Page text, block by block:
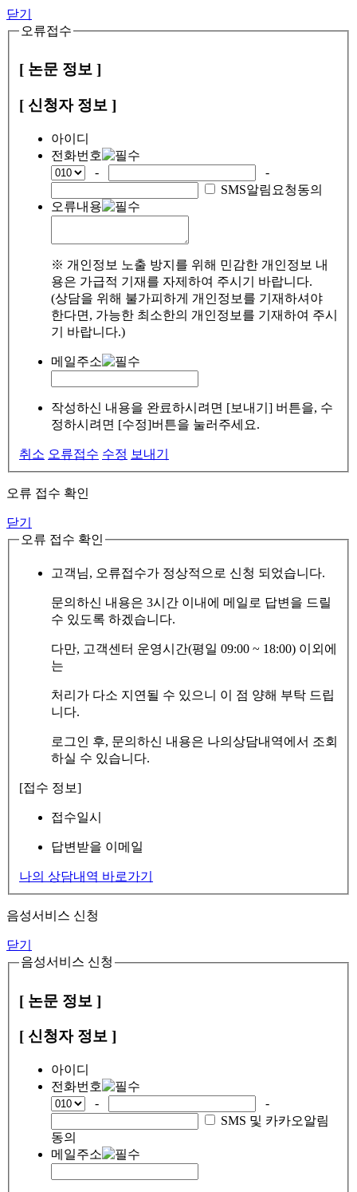
닫기
오류접수
[ 논문 정보 ]
[ 신청자 정보 ]
아이디
전화번호
-
-
SMS알림요청동의
오류내용
※ 개인정보 노출 방지를 위해 민감한 개인정보 내
용은 가급적 기재를 자제하여 주시기 바랍니다.
(상담을 위해 불가피하게 개인정보를 기재하셔야
한다면, 가능한 최소한의 개인정보를 기재하여 주시
기 바랍니다.)
메일주소
작성하신 내용을 완료하시려면 [보내기] 버튼을, 수
정하시려면 [수정]버튼을 눌러주세요.
취소 오류접수 수정 보내기
오류 접수 확인
닫기
오류 접수 확인
고객님, 오류접수가 정상적으로 신청 되었습니다.
문의하신 내용은 3시간 이내에 메일로 답변을 드릴
수 있도록 하겠습니다.
다만, 고객센터 운영시간(평일 09:00 ~ 18:00) 이외에
는
처리가 다소 지연될 수 있으니 이 점 양해 부탁 드립
니다.
로그인 후, 문의하신 내용은 나의상담내역에서 조회
하실 수 있습니다.
[접수 정보]
접수일시
답변받을 이메일
나의 상담내역 바로가기
음성서비스 신청
닫기
음성서비스 신청
[ 논문 정보 ]
[ 신청자 정보 ]
아이디
전화번호
-
-
SMS 및 카카오알림
동의
메일주소